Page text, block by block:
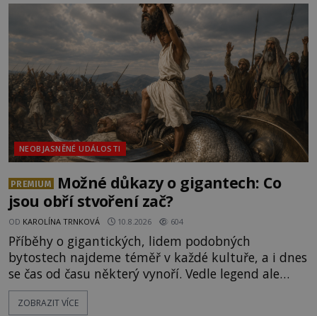
NEOBJASNĚNÉ UDÁLOSTI
PREMIUM
Možné důkazy o gigantech: Co
jsou obří stvoření zač?
OD KAROLÍNA TRNKOVÁ 10.8.2026 604
Příběhy o gigantických, lidem podobných
bytostech najdeme téměř v každé kultuře, a i dnes
se čas od času některý vynoří. Vedle legend ale
existuje také mnoho artefaktů, staveb či dokonce
očitých svědectví, které údajně dokazují, že obři
ZOBRAZIT VÍCE